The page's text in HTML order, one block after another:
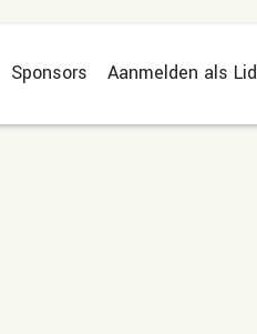
Sponsors Aanmelden als Lid